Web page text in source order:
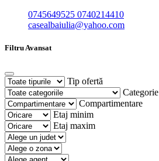
0745649525 0740214410
casealbaiulia@yahoo.com
Filtru Avansat
Tip ofertă
Categorie
Compartimentare
Etaj minim
Etaj maxim